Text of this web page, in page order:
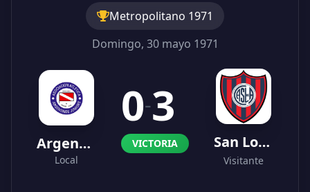
Metropolitano 1971
Domingo, 30 mayo 1971
Argentinos Juniors
Local
0-3
VICTORIA San Lorenzo
Visitante